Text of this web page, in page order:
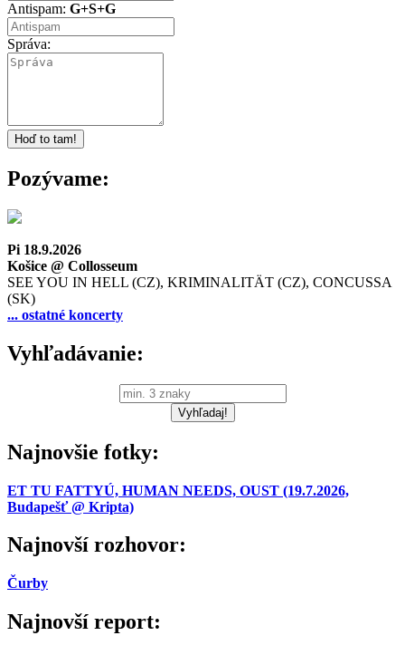
Antispam: G+S+G
Správa:
Pozývame:
Pi 18.9.2026
Košice @ Collosseum
SEE YOU IN HELL (CZ), KRIMINALITÄT (CZ), CONCUSSA
(SK)
... ostatné koncerty
Vyhľadávanie:
Najnovšie fotky:
ET TU FATTYÚ, HUMAN NEEDS, OUST (19.7.2026,
Budapešť @ Kripta)
Najnovší rozhovor:
Čurby
Najnovší report: